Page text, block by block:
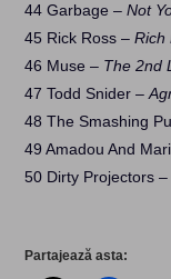
44 Garbage –Not
45 Rick Ross –Rich
46 Muse – The 2nd
47 Todd Snider –
48 The Smashing
49 Amadou And
50 Dirty Projectors
Partajează asta: